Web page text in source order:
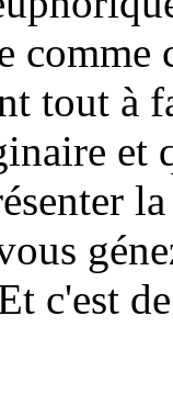
comme
tout à
et
c'est